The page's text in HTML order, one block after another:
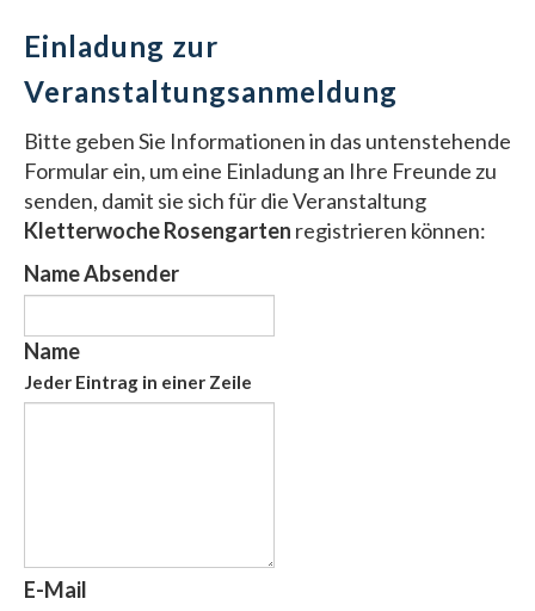
Einladung zur
Veranstaltungsanmeldung
Bitte geben Sie Informationen in das untenstehende
Formular ein, um eine Einladung an Ihre Freunde zu
senden, damit sie sich für die Veranstaltung
Kletterwoche Rosengarten registrieren können:
Name Absender
Name
Jeder Eintrag in einer Zeile
E-Mail